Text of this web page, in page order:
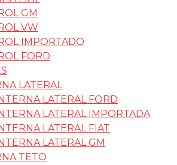
GM
VW
IMPORTADO
FORD
LATERAL
LATERAL FORD
LATERAL IMPORTADA
LATERAL FIAT
LATERAL GM
TETO